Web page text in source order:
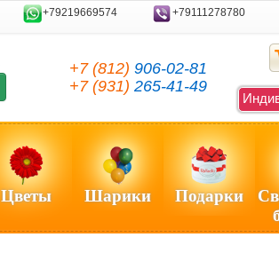
+79219669574 +79111278780
+7 (812) 906-02-81
+7 (931) 265-41-49
Цветы Шарики Подарки